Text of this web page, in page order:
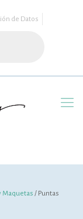
de Datos
Maquetas / Puntas